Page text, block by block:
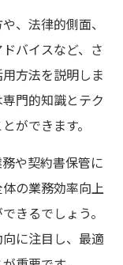
、法律的側面、
バイスなど、さ
方法を説明しま
門的知識とテク
ができます。
や契約書保管に
の業務効率向上
きるでしょう。
に注目し、最適